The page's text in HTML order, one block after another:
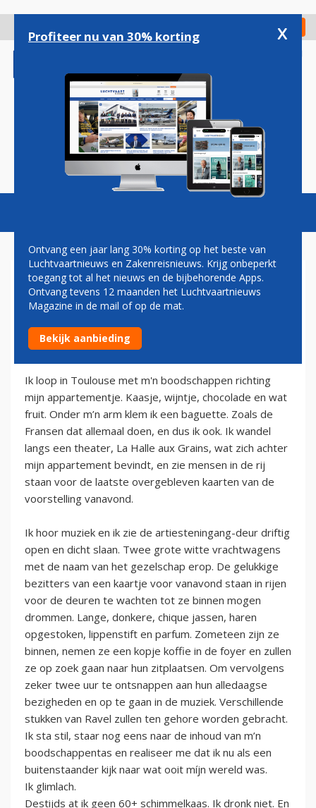
gaan
Check in
Magazine Podcasts Vacatures
CHRISTA KLOOSMAN: RAVEL
EN SCHIMMELKAAS
9 december 2013
Ik loop in Toulouse met m'n boodschappen richting
mijn appartementje. Kaasje, wijntje, chocolade en wat
fruit. Onder m’n arm klem ik een baguette. Zoals de
Fransen dat allemaal doen, en dus ik ook. Ik wandel
langs een theater, La Halle aux Grains, wat zich achter
mijn appartement bevindt, en zie mensen in de rij
staan voor de laatste overgebleven kaarten van de
voorstelling vanavond.
Ik hoor muziek en ik zie de artiesteningang-deur driftig
open en dicht slaan. Twee grote witte vrachtwagens
met de naam van het gezelschap erop. De gelukkige
bezitters van een kaartje voor vanavond staan in rijen
voor de deuren te wachten tot ze binnen mogen
drommen. Lange, donkere, chique jassen, haren
opgestoken, lippenstift en parfum. Zometeen zijn ze
binnen, nemen ze een kopje koffie in de foyer en zullen
ze op zoek gaan naar hun zitplaatsen. Om vervolgens
zeker twee uur te ontsnappen aan hun alledaagse
bezigheden en op te gaan in de muziek. Verschillende
stukken van Ravel zullen ten gehore worden gebracht.
Ik sta stil, staar nog eens naar de inhoud van m’n
boodschappentas en realiseer me dat ik nu als een
buitenstaander kijk naar wat ooit míjn wereld was.
Ik glimlach.
Destijds at ik geen 60+ schimmelkaas. Ik dronk niet. En
Profiteer nu van 30% korting x
Ontvang een jaar lang 30% korting op het beste van
Luchtvaartnieuws en Zakenreisnieuws. Krijg onbeperkt
toegang tot al het nieuws en de bijbehorende Apps.
Ontvang tevens 12 maanden het Luchtvaartnieuws
Magazine in de mail of op de mat.
Bekijk aanbieding